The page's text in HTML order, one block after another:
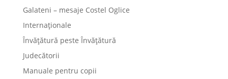
Galateni – mesaje Costel Oglice
Internaționale
Învățătură peste Învățătură
Judecătorii
Manuale pentru copii